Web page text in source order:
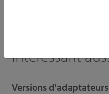
Intéressant
Versions d'adaptateurs